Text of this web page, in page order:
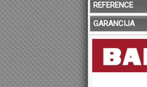
REFERENCE
GARANCIJA